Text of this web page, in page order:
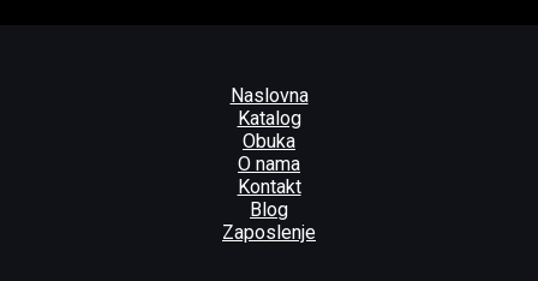
Naslovna
Katalog
Obuka
O nama
Kontakt
Blog
Zaposlenje